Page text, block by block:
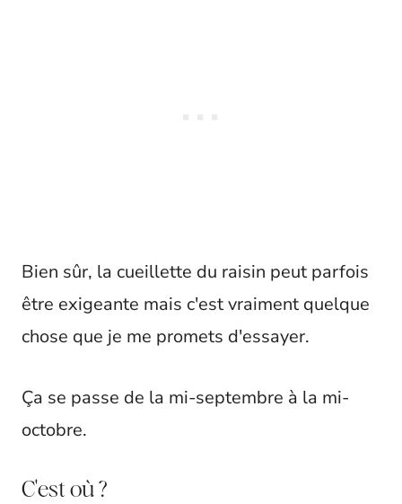
Bien sûr, la cueillette du raisin peut parfois
être exigeante mais c'est vraiment quelque
chose que je me promets d'essayer.
Ça se passe de la mi-septembre à la mi-
octobre.
C'est où ?